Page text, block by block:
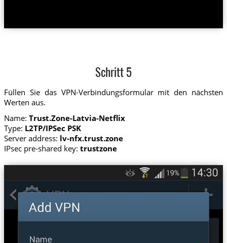
Schritt 5
Füllen Sie das VPN-Verbindungsformular mit den nächsten
Werten aus.
Name: Trust.Zone-Latvia-Netflix
Type: L2TP/IPSec PSK
Server address: lv-nfx.trust.zone
IPsec pre-shared key: trustzone